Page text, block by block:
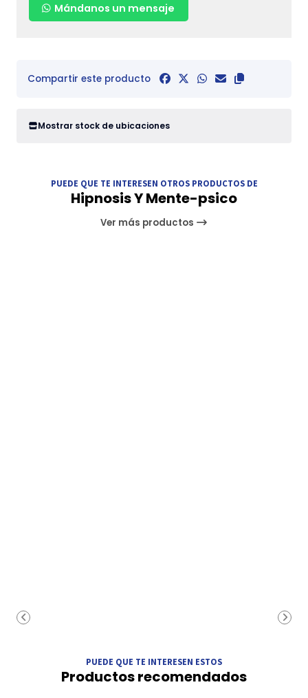
Mándanos un mensaje
Compartir este producto
Mostrar stock de ubicaciones
PUEDE QUE TE INTERESEN OTROS PRODUCTOS DE
Hipnosis Y Mente-psico
Ver más productos
PUEDE QUE TE INTERESEN ESTOS
Productos recomendados